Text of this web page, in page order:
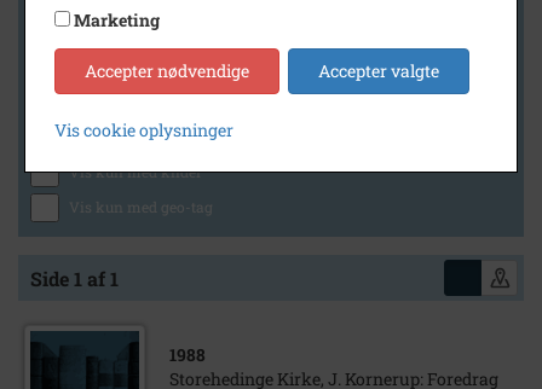
Generelt
Vis kun med billeder
Vis kun med lydklip
Vis kun med kilder
Vis kun med geo-tag
Side 1 af 1
1988
Storehedinge Kirke, J. Kornerup: Foredrag
Marketing
Accepter nødvendige Accepter valgte
Vis cookie oplysninger